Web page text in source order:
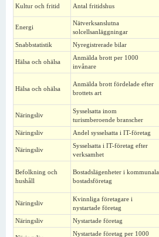
Kultur och fritid Antal fritidshus
Energi
Nätverksanslutna
solcellsanläggningar
Snabbstatistik Nyregistrerade bilar
Hälsa och ohälsa
Anmälda brott per 1000
invånare
Hälsa och ohälsa
Anmälda brott fördelade efter
brottets art
Näringsliv
Sysselsatta inom
turismberoende branscher
Näringsliv Andel sysselsatta i IT-företag
Näringsliv
Sysselsatta i IT-företag efter
verksamhet
Befolkning och
hushåll
Bostadslägenheter i kommunala
bostadsföretag
Näringsliv
Kvinnliga företagare i
nystartade företag
Näringsliv Nystartade företag
Nystartade företag per 1000